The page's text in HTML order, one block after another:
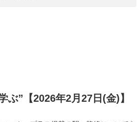
ぶ”【2026年2月27日(金)】